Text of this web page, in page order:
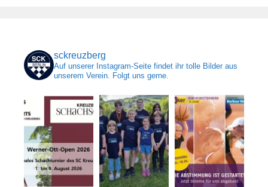
sckreuzberg
Auf unserer Instagram-Seite findet ihr tolle Bilder aus
unserem Verein. Folgt uns gerne.